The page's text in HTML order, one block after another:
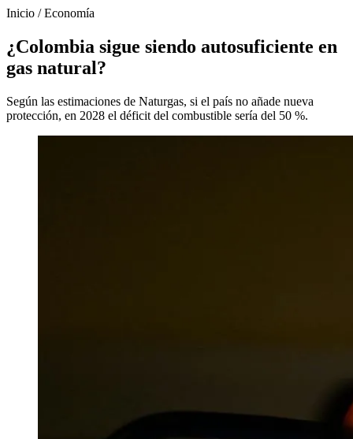
Inicio /Economía
¿Colombia sigue siendo autosuficiente en
gas natural?
Según las estimaciones de Naturgas, si el país no añade nueva
protección, en 2028 el déficit del combustible sería del 50 %.